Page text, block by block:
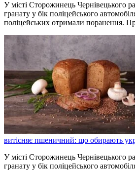
У місті Сторожинець Чернівецького
гранату у бік поліцейського
поліцейських отримали поранення.
витісняє пшеничний: що обирають
У місті Сторожинець Чернівецького
гранату у бік поліцейського